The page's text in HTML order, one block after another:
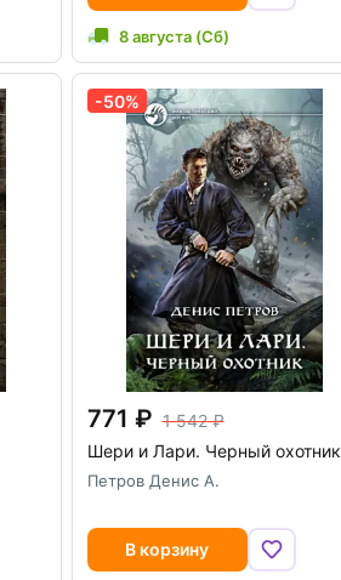
8 августа (Сб)
-50%
771
1 542
Шери и Лари. Черный охотник
Петров Денис А.
В корзину